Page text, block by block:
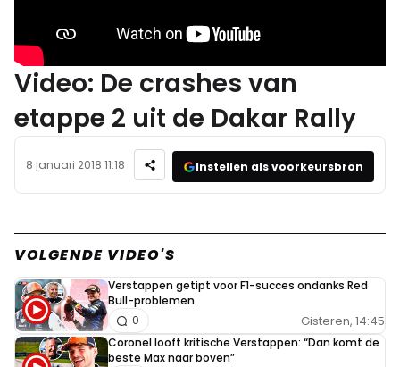
Video: De crashes van
etappe 2 uit de Dakar Rally
8 januari 2018 11:18 Instellen als voorkeursbron
VOLGENDE VIDEO'S
Verstappen getipt voor F1-succes ondanks Red
Bull-problemen
Gisteren, 14:45
0
Coronel looft kritische Verstappen: “Dan komt de
beste Max naar boven”